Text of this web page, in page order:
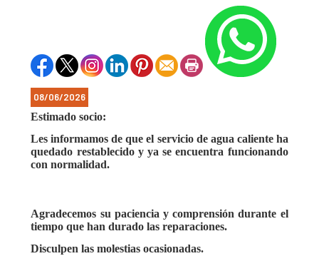
08/06/2026
Estimado socio:
Les informamos de que el servicio de agua caliente ha
quedado restablecido y ya se encuentra funcionando
con normalidad.
Agradecemos su paciencia y comprensión durante el
tiempo que han durado las reparaciones.
Disculpen las molestias ocasionadas.